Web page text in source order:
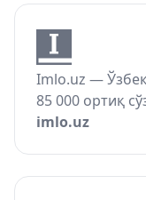
Imlo.uz —
85 000 ортиқ
imlo.uz